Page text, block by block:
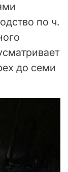
по ч.
до семи